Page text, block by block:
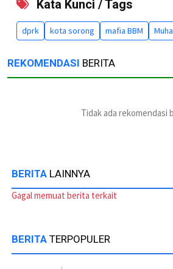
Kata Kunci / Tags
dprk kota sorong mafia BBM
REKOMENDASI BERITA
Tidak ada rekomendasi
BERITA LAINNYA
Gagal memuat berita terkait
BERITA TERPOPULER